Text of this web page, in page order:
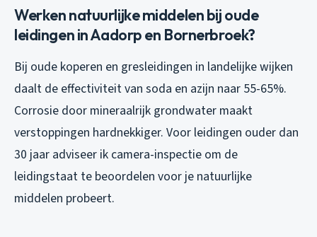
Werken natuurlijke middelen bij oude
leidingen in Aadorp en Bornerbroek?
Bij oude koperen en gresleidingen in landelijke wijken
daalt de effectiviteit van soda en azijn naar 55-65%.
Corrosie door mineraalrijk grondwater maakt
verstoppingen hardnekkiger. Voor leidingen ouder dan
30 jaar adviseer ik camera-inspectie om de
leidingstaat te beoordelen voor je natuurlijke
middelen probeert.